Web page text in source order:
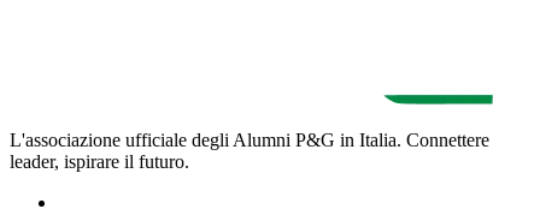
L'associazione ufficiale degli Alumni P&G in Italia. Connettere
leader, ispirare il futuro.